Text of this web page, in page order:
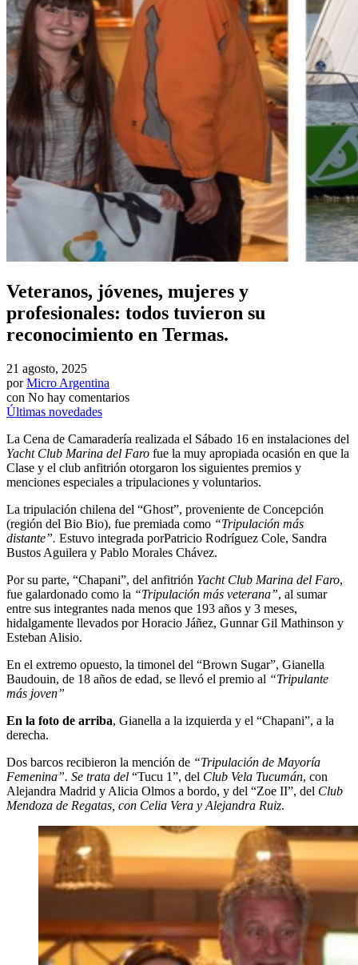
Veteranos, jóvenes, mujeres y
profesionales: todos tuvieron su
reconocimiento en Termas.
21 agosto, 2025
por Micro Argentina
con No hay comentarios
Últimas novedades
La Cena de Camaradería realizada el Sábado 16 en instalaciones del
Yacht Club Marina del Faro fue la muy apropiada ocasión en que la
Clase y el club anfitrión otorgaron los siguientes premios y
menciones especiales a tripulaciones y voluntarios.
La tripulación chilena del “Ghost”, proveniente de Concepción
(región del Bio Bio), fue premiada como “Tripulación más
distante”. Estuvo integrada porPatricio Rodríguez Cole, Sandra
Bustos Aguilera y Pablo Morales Chávez.
Por su parte, “Chapani”, del anfitrión Yacht Club Marina del Faro,
fue galardonado como la “Tripulación más veterana”, al sumar
entre sus integrantes nada menos que 193 años y 3 meses,
hidalgamente llevados por Horacio Jáñez, Gunnar Gil Mathinson y
Esteban Alisio.
En el extremo opuesto, la timonel del “Brown Sugar”, Gianella
Baudouin, de 18 años de edad, se llevó el premio al “Tripulante
más joven”
En la foto de arriba, Gianella a la izquierda y el “Chapani”, a la
derecha.
Dos barcos recibieron la mención de “Tripulación de Mayoría
Femenina”. Se trata del “Tucu 1”, del Club Vela Tucumán, con
Alejandra Madrid y Alicia Olmos a bordo, y del “Zoe II”, del Club
Mendoza de Regatas, con Celia Vera y Alejandra Ruiz.